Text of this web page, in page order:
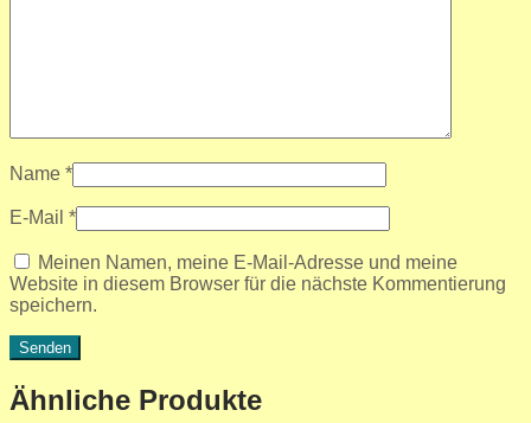
Name *
E-Mail *
Meinen Namen, meine E-Mail-Adresse und meine
Website in diesem Browser für die nächste Kommentierung
speichern.
Ähnliche Produkte